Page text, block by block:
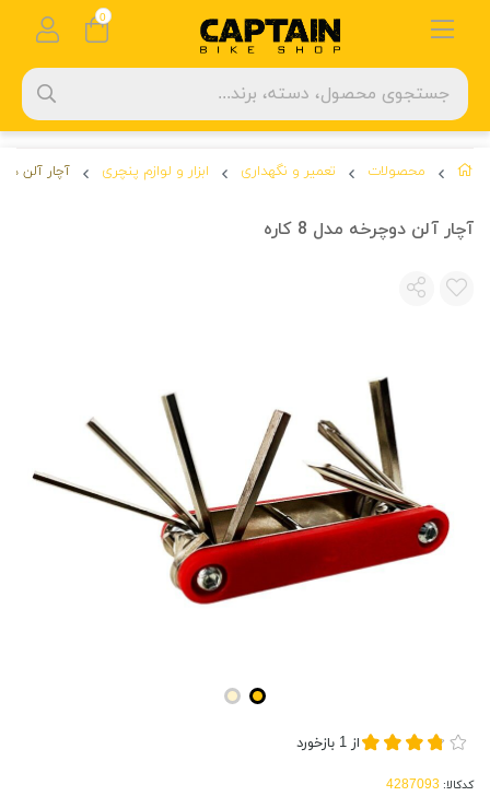
محصولات تعمیر و نگهداری ابزار و لوازم پنچری آچار آلن
آچار آلن دوچرخه مدل 8 کاره
از 1 بازخورد
کدکالا:
0